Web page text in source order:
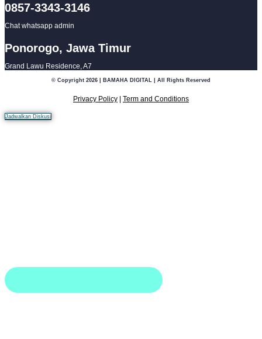
0857-3343-3146
Chat whatsapp admin
Ponorogo, Jawa Timur
Grand Lawu Residence, A7
© Copyright 2026 | BAMAHA DIGITAL | All Rights Reserved
Privacy Policy | Term and Conditions
Jadwalkan Diskusi